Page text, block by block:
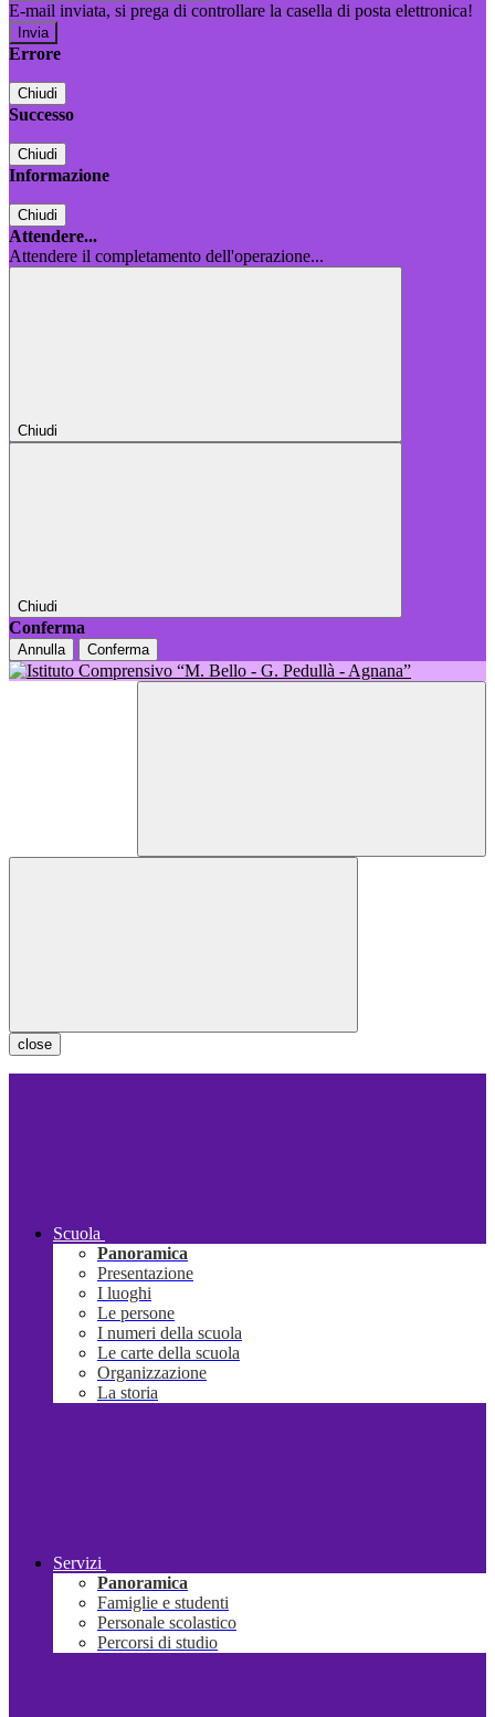
E-mail inviata, si prega di controllare la casella di posta elettronica!
Errore
Chiudi
Successo
Chiudi
Informazione
Chiudi
Attendere...
Attendere il completamento dell'operazione...
Chiudi
Chiudi
Conferma
Annulla Conferma
close
Scuola
Panoramica
Presentazione
I luoghi
Le persone
I numeri della scuola
Le carte della scuola
Organizzazione
La storia
Servizi
Panoramica
Famiglie e studenti
Personale scolastico
Percorsi di studio